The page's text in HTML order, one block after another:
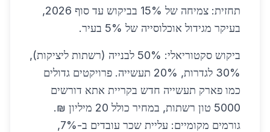
תחזית: צמיחה של 15% בביקוש עד סוף 2026,
בעיקר מגידול אוכלוסייה של 5% בעיר.
ביקוש סקטוריאלי: 50% לבנייה (רשתות ליציקות),
30% לגדרות, 20% תעשייה. פרויקטים גדולים
כמו פארק תעשייה חדש בקריית אתא דורשים
5000 טון רשתות, במחיר כולל 20 מיליון ₪.
גורמים מקומיים: עליית שכר עובדים ב-7%,